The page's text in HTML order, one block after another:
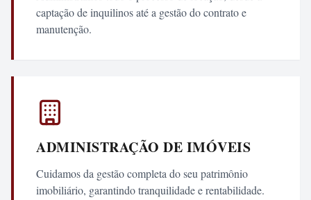
captação de inquilinos até a gestão do contrato e
manutenção.
ADMINISTRAÇÃO DE IMÓVEIS
Cuidamos da gestão completa do seu patrimônio
imobiliário, garantindo tranquilidade e rentabilidade.